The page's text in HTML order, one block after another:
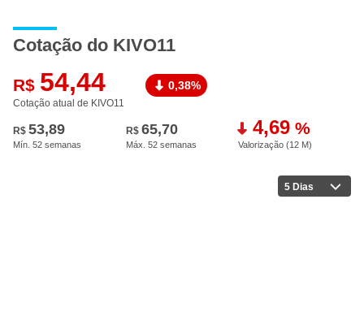
Cotação do KIVO11
R$ 54,44
Cotação atual de KIVO11
0,38%
R$ 53,89
Mín. 52 semanas
R$ 65,70
Máx. 52 semanas
4,69 %
Valorização (12 M)
5 Dias